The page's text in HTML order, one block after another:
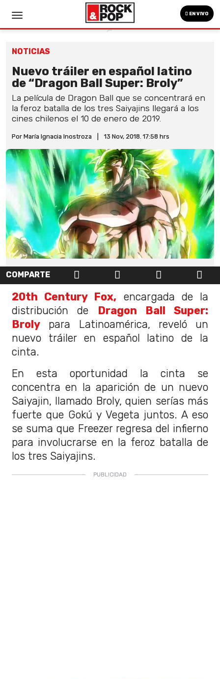
EN VIVO
NOTICIAS
Nuevo tráiler en español latino
de “Dragon Ball Super: Broly”
La película de Dragon Ball que se concentrará en
la feroz batalla de los tres Saiyajins llegará a los
cines chilenos el 10 de enero de 2019.
Por María Ignacia Inostroza 13 Nov, 2018. 17:58 hrs
COMPARTE
20th Century Fox, encargada de la
distribución de Dragon Ball Super:
Broly para Latinoamérica, reveló un
nuevo tráiler en español latino de la
cinta.
En esta oportunidad la cinta se
concentra en la aparición de un nuevo
Saiyajin, llamado Broly, quien serías más
fuerte que Gokú y Vegeta juntos. A eso
se suma que Freezer regresa del infierno
para involucrarse en la feroz batalla de
los tres Saiyajins.